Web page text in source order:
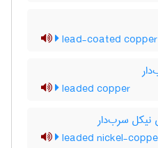
lead-coated copper
leaded copper
سرب‌دار
leaded nickel-